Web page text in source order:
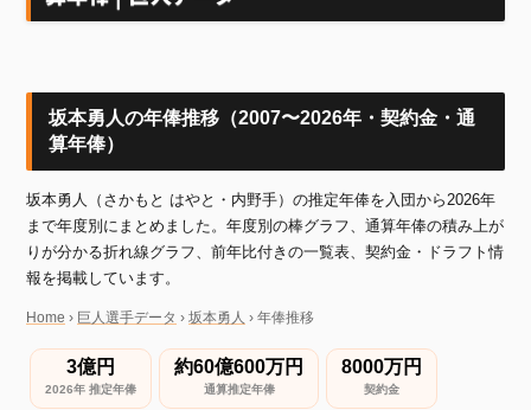
坂本勇人の年俸推移（2007〜2026年・契約金・通
算年俸）
坂本勇人（さかもと はやと・内野手）の推定年俸を入団から2026年
まで年度別にまとめました。年度別の棒グラフ、通算年俸の積み上が
りが分かる折れ線グラフ、前年比付きの一覧表、契約金・ドラフト情
報を掲載しています。
Home › 巨人選手データ › 坂本勇人 › 年俸推移
3億円
2026年 推定年俸
約60億600万円
通算推定年俸
8000万円
契約金